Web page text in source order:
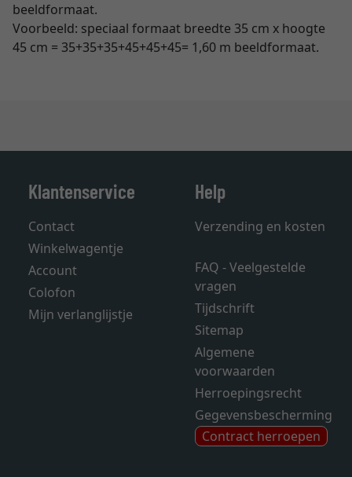
beeldformaat.
Voorbeeld: speciaal formaat breedte 35 cm x hoogte
45 cm = 35+35+35+45+45+45= 1,60 m beeldformaat.
Klantenservice
Contact
Winkelwagentje
Account
Colofon
Mijn verlanglijstje
Help
Verzending en kosten
FAQ - Veelgestelde
vragen
Tijdschrift
Sitemap
Algemene
voorwaarden
Herroepingsrecht
Gegevensbescherming
Contract herroepen